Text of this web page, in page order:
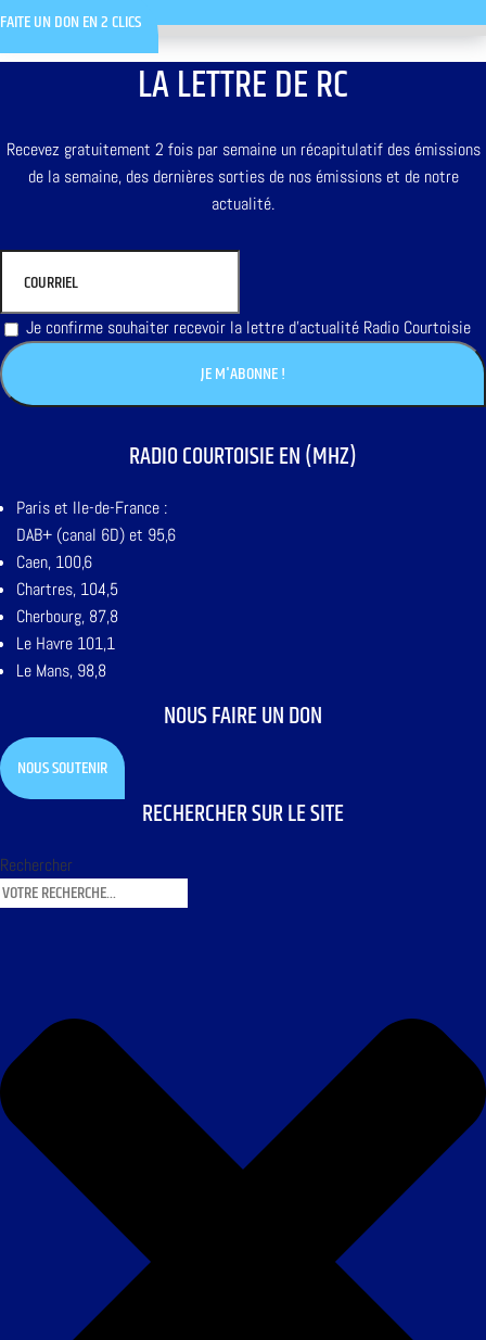
FAITE UN DON EN 2 CLICS
LA LETTRE DE RC
Recevez gratuitement 2 fois par semaine un récapitulatif des émissions
de la semaine, des dernières sorties de nos émissions et de notre
actualité.
Je confirme souhaiter recevoir la lettre d'actualité Radio Courtoisie
RADIO COURTOISIE EN (MHZ)
Paris et Ile-de-France :
DAB+ (canal 6D) et 95,6
Caen, 100,6
Chartres, 104,5
Cherbourg, 87,8
Le Havre 101,1
Le Mans, 98,8
NOUS FAIRE UN DON
NOUS SOUTENIR
RECHERCHER SUR LE SITE
Rechercher